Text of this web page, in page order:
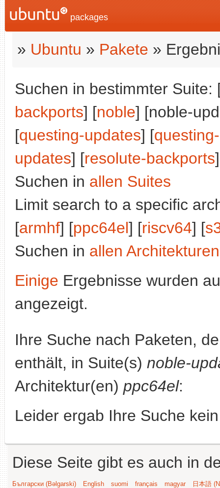
packages
» Ubuntu » Pakete »
Suchen in bestimmter Suite:
backports] [noble] [noble-
[questing-updates] [
updates] [resolute-backports
Suchen in allen Suites
Limit search to a specific
[armhf] [ppc64el] [riscv64] [
Suchen in allen Architekturen
Einige Ergebnisse wurden
angezeigt.
Ihre Suche nach Paketen,
enthält, in Suite(s) noble-
Architektur(en) ppc64el:
Leider ergab Ihre Suche
Diese Seite gibt es auch in
Български (Bəlgarski) English suomi français magyar
日本語